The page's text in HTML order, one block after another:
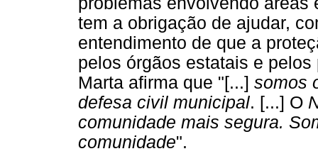
tem a obrigação de ajudar,
entendimento de que a
pelos órgãos estatais e
Marta afirma que "[...] somos
defesa civil municipal. [...] O
comunidade mais segura.
comunidade".